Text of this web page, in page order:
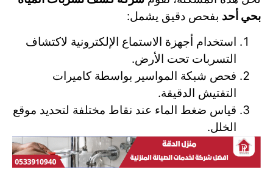
بحي أحد بفحص دقيق يشمل:
استخدام أجهزة الاستماع الإلكترونية لاكتشاف
التسربات تحت الأرض.
فحص شبكة المواسير بواسطة كاميرات
التفتيش الدقيقة.
قياس ضغط الماء عند نقاط مختلفة لتحديد موقع
الخلل.